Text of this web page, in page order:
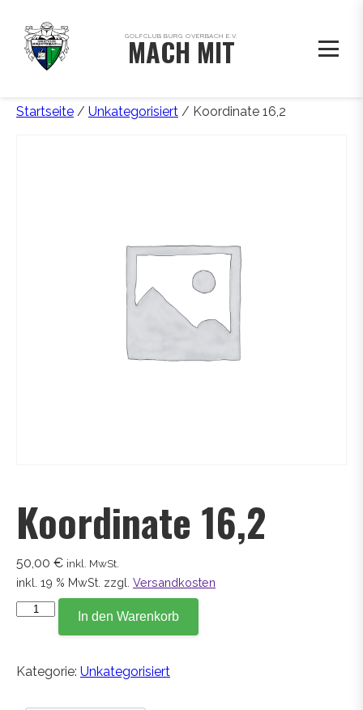
GOLFCLUB BURG OVERBACH E.V.
MACH MIT
Startseite / Unkategorisiert / Koordinate 16,2
Koordinate 16,2
50,00 € inkl. MwSt.
inkl. 19 % MwSt. zzgl. Versandkosten
Koordinate
In den Warenkorb
Kategorie: Unkategorisiert